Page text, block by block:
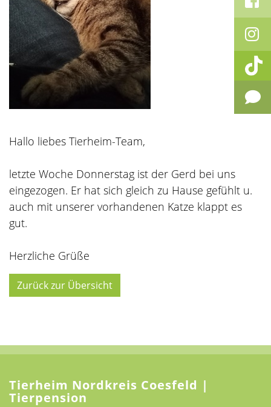
Hallo liebes Tierheim-Team,
letzte Woche Donnerstag ist der Gerd bei uns
eingezogen. Er hat sich gleich zu Hause gefühlt u.
auch mit unserer vorhandenen Katze klappt es
gut.
Herzliche Grüße
Zurück zur Übersicht
Tierheim Nordkreis Coesfeld |
Tierpension